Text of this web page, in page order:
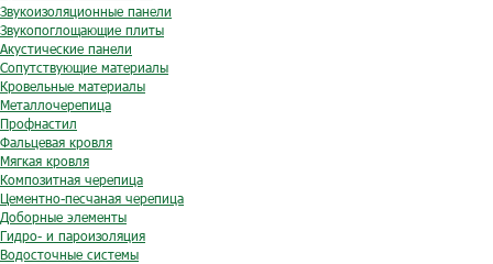
Звукоизоляционные панели
Звукопоглощающие плиты
Акустические панели
Сопутствующие материалы
Кровельные материалы
Металлочерепица
Профнастил
Фальцевая кровля
Мягкая кровля
Композитная черепица
Цементно-песчаная черепица
Доборные элементы
Гидро- и пароизоляция
Водосточные системы